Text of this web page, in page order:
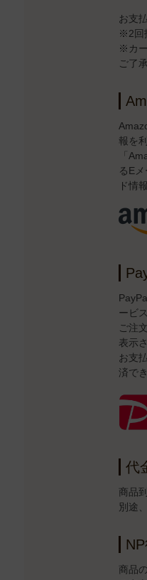
お支
※2回
※カ
ご了
報を
「
るE
ド情
ービ
ご注
表示
お支
済で
代
商品
別途
商品